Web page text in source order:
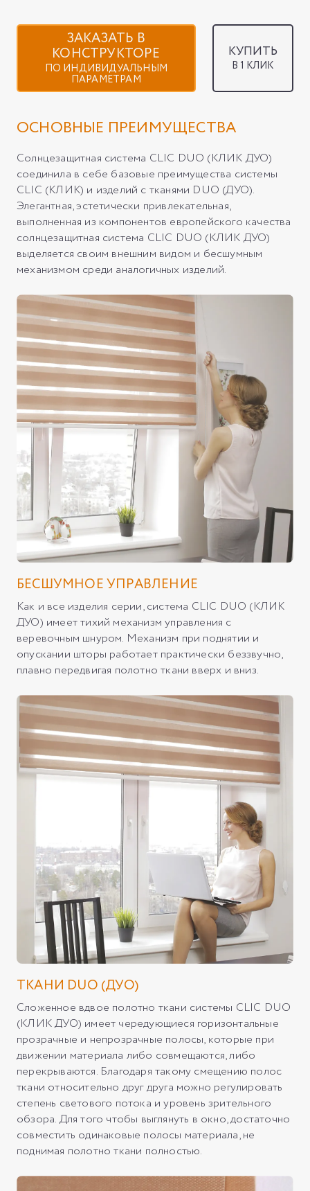
ЗАКАЗАТЬ В
КОНСТРУКТОРЕ
ПО ИНДИВИДУАЛЬНЫМ
ПАРАМЕТРАМ
КУПИТЬ
В 1 КЛИК
ОСНОВНЫЕ ПРЕИМУЩЕСТВА
Солнцезащитная система CLIC DUO (КЛИК ДУО)
соединила в себе базовые преимущества системы
CLIC (КЛИК) и изделий с тканями DUO (ДУО).
Элегантная, эстетически привлекательная,
выполненная из компонентов европейского качества
солнцезащитная система CLIC DUO (КЛИК ДУО)
выделяется своим внешним видом и бесшумным
механизмом среди аналогичных изделий.
БЕСШУМНОЕ УПРАВЛЕНИЕ
Как и все изделия серии, система CLIC DUO (КЛИК
ДУО) имеет тихий механизм управления с
веревочным шнуром. Механизм при поднятии и
опускании шторы работает практически беззвучно,
плавно передвигая полотно ткани вверх и вниз.
ТКАНИ DUO (ДУО)
Сложенное вдвое полотно ткани системы CLIC DUO
(КЛИК ДУО) имеет чередующиеся горизонтальные
прозрачные и непрозрачные полосы, которые при
движении материала либо совмещаются, либо
перекрываются. Благодаря такому смещению полос
ткани относительно друг друга можно регулировать
степень светового потока и уровень зрительного
обзора. Для того чтобы выглянуть в окно, достаточно
совместить одинаковые полосы материала, не
поднимая полотно ткани полностью.